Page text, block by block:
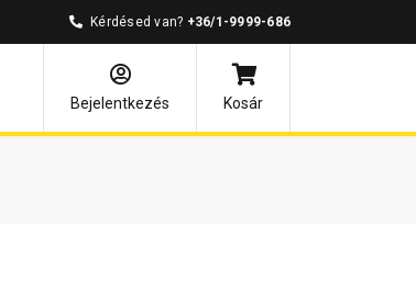
Kérdésed van? +36/1-9999-686
Bejelentkezés
Kosár
Kapcsolódó cikkek